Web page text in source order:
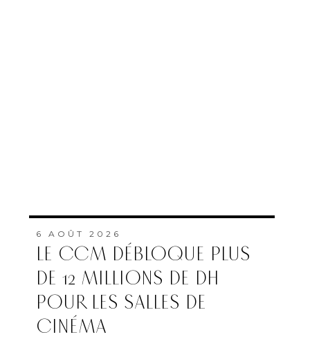
6 AOÛT 2026
LE CCM DÉBLOQUE PLUS
DE 12 MILLIONS DE DH
POUR LES SALLES DE
CINÉMA